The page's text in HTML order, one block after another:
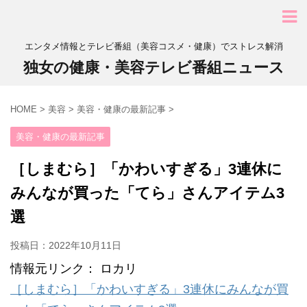
エンタメ情報とテレビ番組（美容コスメ・健康）でストレス解消
独女の健康・美容テレビ番組ニュース
HOME > 美容 > 美容・健康の最新記事 >
美容・健康の最新記事
［しまむら］「かわいすぎる」3連休に
みんなが買った「てら」さんアイテム3
選
投稿日： 2022年10月11日
情報元リンク： ロカリ
［しまむら］「かわいすぎる」3連休にみんなが買